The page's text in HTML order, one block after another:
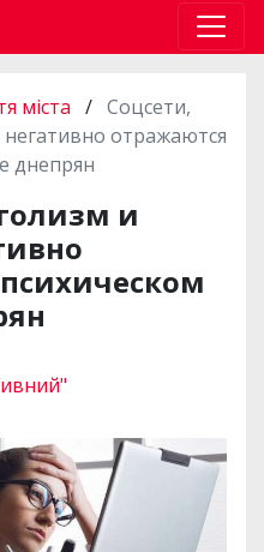
міста / Соцсети,
отражаются
днепрян
и